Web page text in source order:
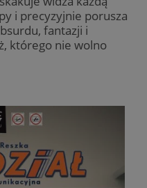
i precyzyjnie porusza
fantazji i
którego nie wolno
sosnowiecki.pl
.rfihub.com Sesja